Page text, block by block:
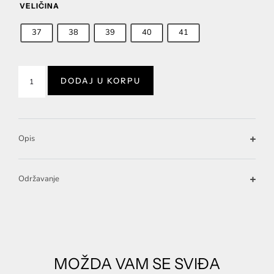
VELIČINA
37 38 39 40 41
DODAJ U KORPU
Opis
Održavanje
MOŽDA VAM SE SVIĐA